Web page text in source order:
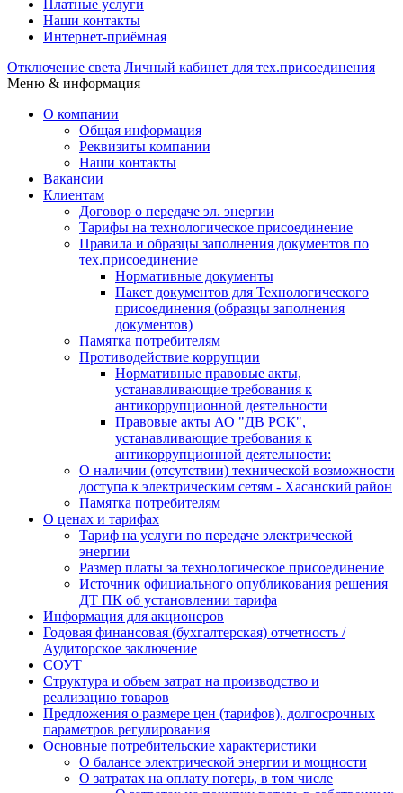
Платные услуги
Наши контакты
Интернет-приёмная
Отключение света Личный кабинет для тех.присоединения
Меню & информация
О компании
Общая информация
Реквизиты компании
Наши контакты
Вакансии
Клиентам
Договор о передаче эл. энергии
Тарифы на технологическое присоединение
Правила и образцы заполнения документов по
тех.присоединение
Нормативные документы
Пакет документов для Технологического
присоединения (образцы заполнения
документов)
Памятка потребителям
Противодействие коррупции
Нормативные правовые акты,
устанавливающие требования к
антикоррупционной деятельности
Правовые акты АО "ДВ РСК",
устанавливающие требования к
антикоррупционной деятельности:
О наличии (отсутствии) технической возможности
доступа к электрическим сетям - Хасанский район
Памятка потребителям
О ценах и тарифах
Тариф на услуги по передаче электрической
энергии
Размер платы за технологическое присоединение
Источник официального опубликования решения
ДТ ПК об установлении тарифа
Информация для акционеров
Годовая финансовая (бухгалтерская) отчетность /
Аудиторское заключение
СОУТ
Структура и объем затрат на производство и
реализацию товаров
Предложения о размере цен (тарифов), долгосрочных
параметров регулирования
Основные потребительские характеристики
О балансе электрической энергии и мощности
О затратах на оплату потерь, в том числе